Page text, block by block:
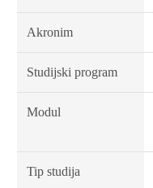
Akronim
Studijski program
Modul
Tip studija